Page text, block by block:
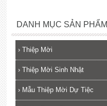
DANH MỤC SẢN PHẨM
› Thiệp Mời
› Thiệp Mời Sinh Nhật
› Mẫu Thiệp Mời Dự Tiệc